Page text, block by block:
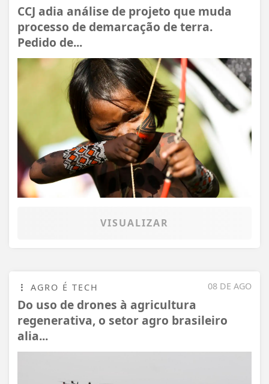
CCJ adia análise de projeto que muda
processo de demarcação de terra.
Pedido de...
VISUALIZAR
08 DE AGO
AGRO É TECH
Do uso de drones à agricultura
regenerativa, o setor agro brasileiro
alia...